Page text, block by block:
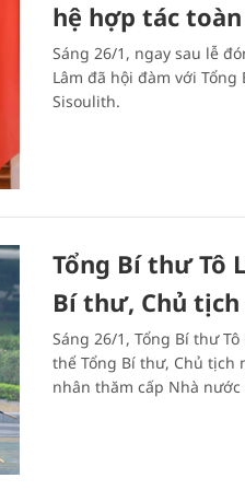
hệ hợp tác
Sáng 26/1, ngay sau lễ
Lâm đã hội đàm với
Sisoulith.
Tổng Bí thư Tô
Bí thư, Chủ
Sáng 26/1, Tổng Bí thư
thể Tổng Bí thư, Chủ tịch
nhân thăm cấp Nhà nước